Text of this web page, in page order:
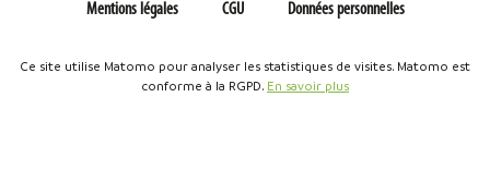
Mentions légales CGU Données personnelles
Ce site utilise Matomo pour analyser les statistiques de visites. Matomo est
conforme à la RGPD. En savoir plus